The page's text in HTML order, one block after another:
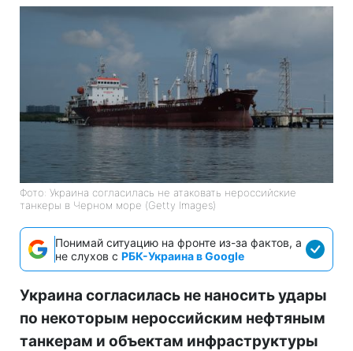
Фото: Украина согласилась не атаковать нероссийские
танкеры в Черном море (Getty Images)
Понимай ситуацию на фронте из-за фактов, а
не слухов с РБК-Украина в Google
Украина согласилась не наносить удары
по некоторым нероссийским нефтяным
танкерам и объектам инфраструктуры